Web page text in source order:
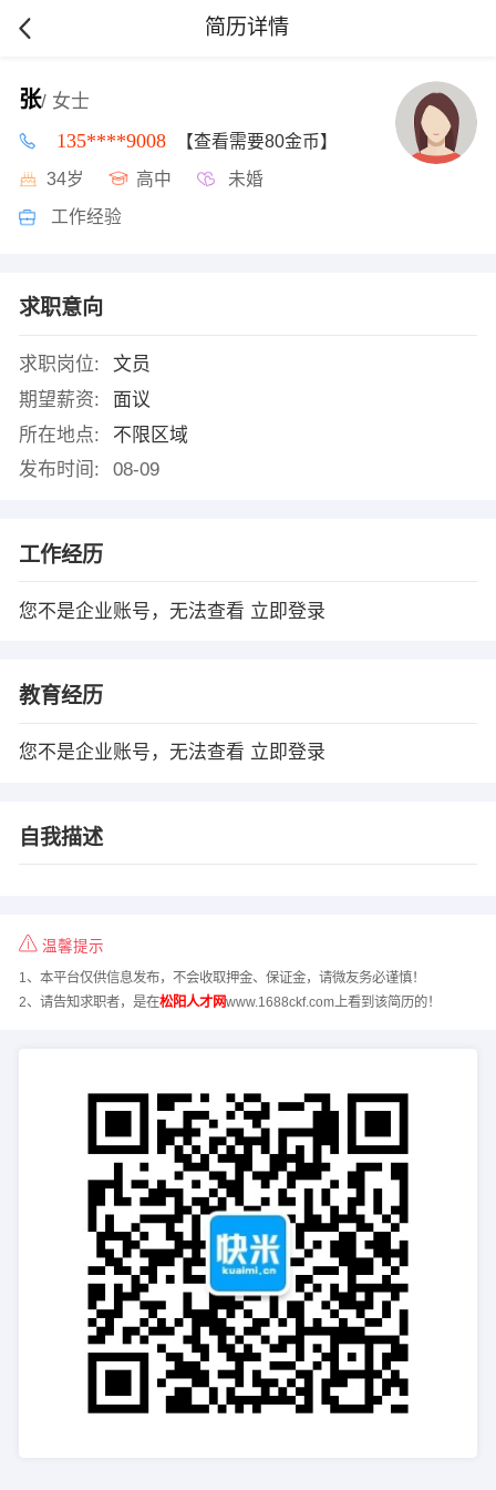
简历详情
张/ 女士
135****9008 【查看需要80金币】
34岁 高中 未婚
工作经验
求职意向
求职岗位:
文员
期望薪资:
面议
所在地点:
不限区域
发布时间:
08-09
工作经历
您不是企业账号，无法查看 立即登录
教育经历
您不是企业账号，无法查看 立即登录
自我描述
温馨提示
1、本平台仅供信息发布，不会收取押金、保证金，请微友务必谨慎！
2、请告知求职者，是在松阳人才网www.1688ckf.com上看到该简历的！